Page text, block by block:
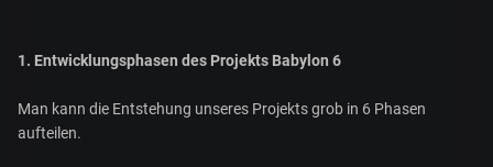
1. Entwicklungsphasen des Projekts Babylon 6
Man kann die Entstehung unseres Projekts grob in 6 Phasen
aufteilen.